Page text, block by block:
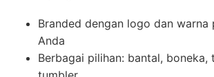
Branded dengan logo dan warna
Anda
Berbagai pilihan: bantal, boneka,